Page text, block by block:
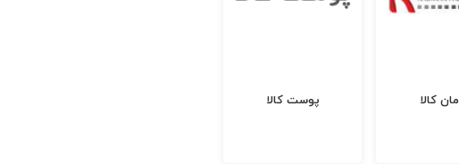
پوست کالا کالا